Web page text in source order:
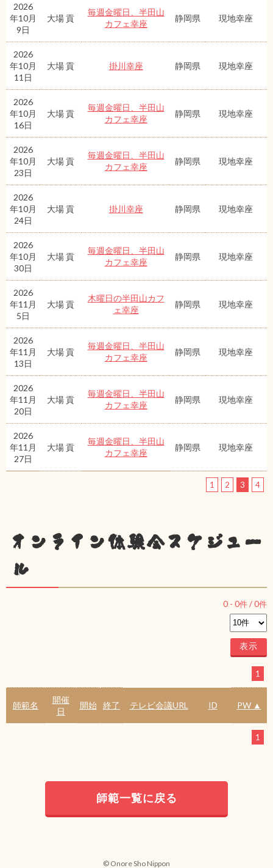
2026
年10月
9日
大場 貢
毎週金曜日、半田山
カフェ幸座
静岡県 現地幸座
2026
年10月
11日
大場 貢 掛川幸座 静岡県 現地幸座
2026
年10月
16日
大場 貢
毎週金曜日、半田山
カフェ幸座
静岡県 現地幸座
2026
年10月
23日
大場 貢
毎週金曜日、半田山
カフェ幸座
静岡県 現地幸座
2026
年10月
24日
大場 貢 掛川幸座 静岡県 現地幸座
2026
年10月
30日
大場 貢
毎週金曜日、半田山
カフェ幸座
静岡県 現地幸座
2026
年11月
5日
大場 貢
木曜日の半田山カフ
ェ幸座
静岡県 現地幸座
2026
年11月
13日
大場 貢
毎週金曜日、半田山
カフェ幸座
静岡県 現地幸座
2026
年11月
20日
大場 貢
毎週金曜日、半田山
カフェ幸座
静岡県 現地幸座
2026
年11月
27日
大場 貢
毎週金曜日、半田山
カフェ幸座
静岡県 現地幸座
1 2 3 4
オンライン体験会スケジュー
ル
0 - 0件 /0件
1
師範名
開催
日
開始 終了 テレビ会議URL ID PW ▲
1
師範一覧に戻る
© Onore Sho Nippon